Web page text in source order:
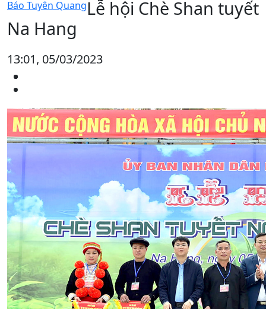
Báo Tuyên QuangLễ hội Chè Shan tuyết
Na Hang
13:01, 05/03/2023